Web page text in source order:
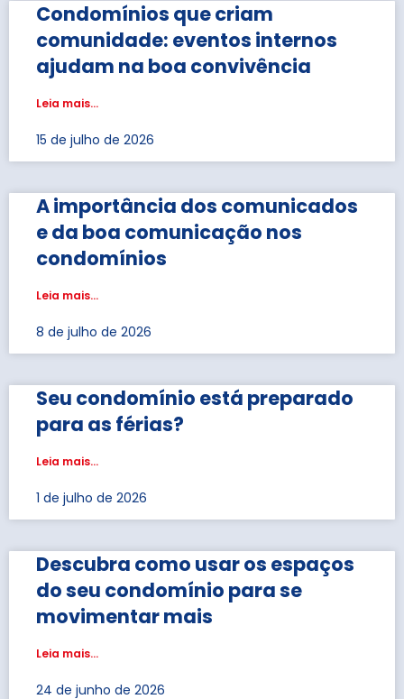
Condomínios que criam
comunidade: eventos internos
ajudam na boa convivência
Leia mais...
15 de julho de 2026
A importância dos comunicados
e da boa comunicação nos
condomínios
Leia mais...
8 de julho de 2026
Seu condomínio está preparado
para as férias?
Leia mais...
1 de julho de 2026
Descubra como usar os espaços
do seu condomínio para se
movimentar mais
Leia mais...
24 de junho de 2026